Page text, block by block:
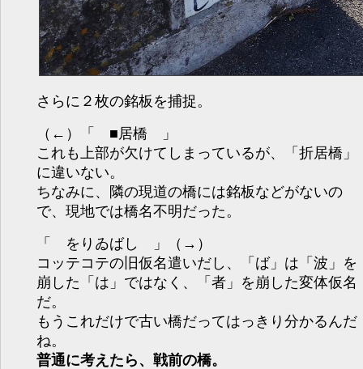
さらに２枚の銘板を捕捉。
（←）「 ■居橋 」
これも上部が欠けてしまっているが、「折居橋」
に違いない。
ちなみに、隣の現道の橋には銘板などがないの
で、現地では橋名不明だった。
「 をりゐばし 」（→）
コッテコテの旧仮名遣いだし、「ば」は「波」を
崩した「は」ではなく、「者」を崩した変体仮名
だ。
もうこれだけで古い橋だってはっきり分かるんだ
ね。
普通に考えたら、戦前の橋。